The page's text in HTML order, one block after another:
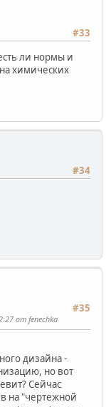
#33
ли нормы и
химических
#34
#35
от fenechka
дизайна -
но вот
Сейчас
на "чертежной